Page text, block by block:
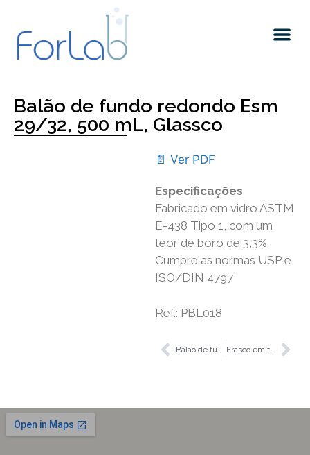
Balão de fundo redondo Esm
29/32, 500 mL, Glassco
📄 Ver PDF
Especificações
Fabricado em vidro ASTM
E-438 Tipo 1, com um
teor de boro de 3,3%
Cumpre as normas USP e
ISO/DIN 4797
Ref.: PBL018
Balão de fundo redondo Esm 29/32, 100 mL, Glassco Frasco em forma de coração com 1 gargalo, 50 mL, Glassco